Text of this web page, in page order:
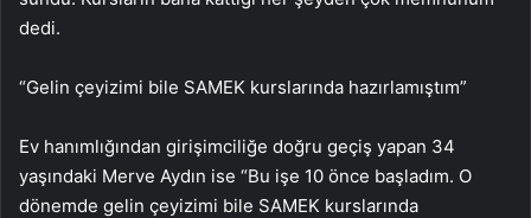
dedi.
“Gelin çeyizimi bile SAMEK kurslarında hazırlamıştım”
Ev hanımlığından girişimciliğe doğru geçiş yapan 34
yaşındaki Merve Aydın ise “Bu işe 10 önce başladım. O
dönemde gelin çeyizimi bile SAMEK kurslarında